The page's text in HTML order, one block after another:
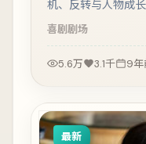
机、反转与人物成
观看。
喜剧剧场
5.6万 3.1千 9年
最新